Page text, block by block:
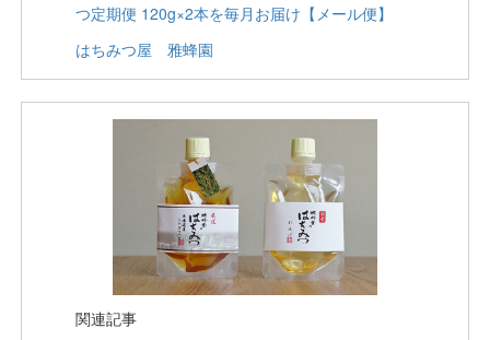
つ定期便 120g×2本を毎月お届け【メール便】
はちみつ屋 雅蜂園
関連記事